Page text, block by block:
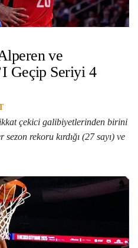
ve
Geçip Seriyi 4
çekici galibiyetlerinden birini
rekoru kırdığı (27 sayı) ve